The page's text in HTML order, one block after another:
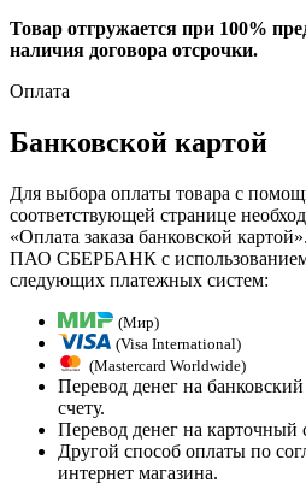
Товар отгружается при 100%
наличия договора отсрочки.
Оплата
Банковской картой
Для выбора оплаты товара с
соответствующей странице
«Оплата заказа банковской
ПАО СБЕРБАНК с использованием
следующих платежных систем:
(Мир)
(Visa International)
(Mastercard Worldwide)
Перевод денег на
счету.
Перевод денег на карточный
Другой способ оплаты по
интернет магазина.